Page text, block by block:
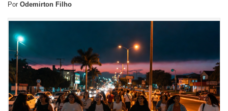
Por Odemirton Filho